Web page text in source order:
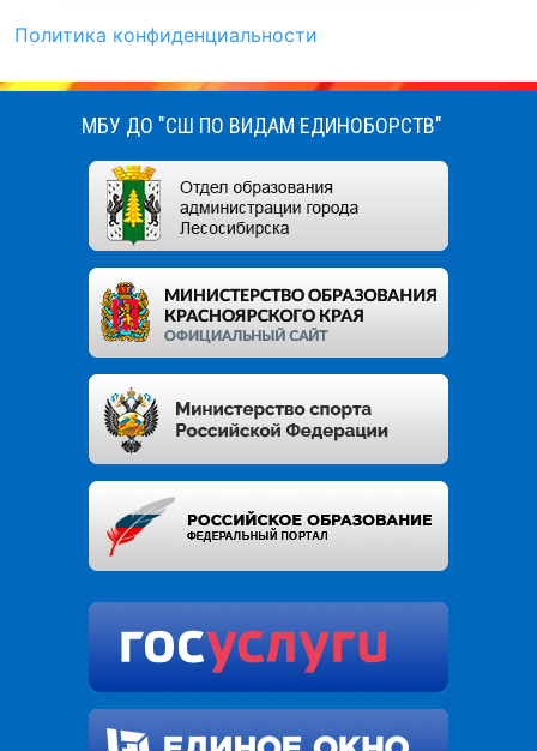
Политика конфиденциальности
МБУ ДО "СШ ПО ВИДАМ ЕДИНОБОРСТВ"